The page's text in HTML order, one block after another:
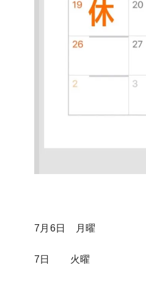
7月6日 月曜
7日 火曜